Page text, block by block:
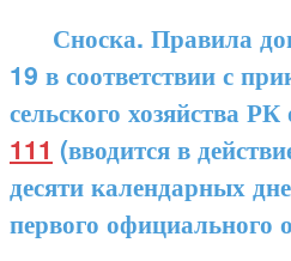
Сноска. Правила
19 в соответствии с
сельского хозяйства
111 (вводится в
десяти календарных
первого официального